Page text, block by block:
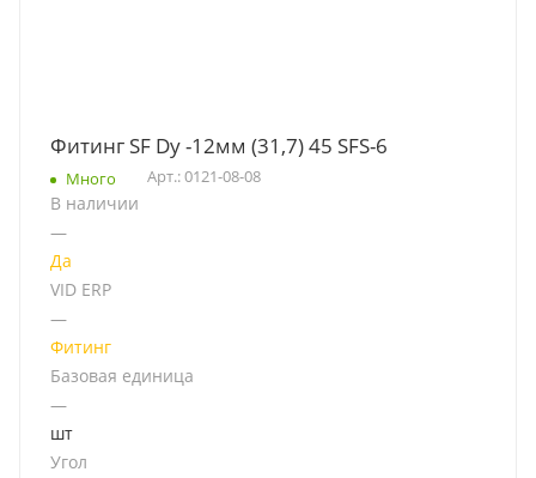
Фитинг SF Dу -12мм (31,7) 45 SFS-6
Много Арт.: 0121-08-08
В наличии
—
Да
VID ERP
—
Фитинг
Базовая единица
—
шт
Угол